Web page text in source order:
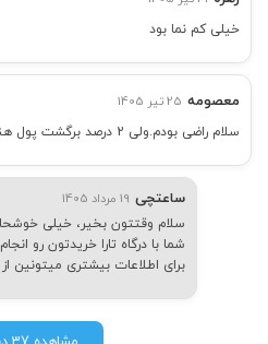
خیلی کم نما بود
معصومه 25 تیر 1405
سلام راضی بودم.ولی 2 درصد برگشت پول هنوز برنگشت.
ساعتچی 19 مرداد 1405
سلام وقتتون بخیر، خیلی
شما با درگاه تارا خریدتون رو
برای اطلاعات بیشتری میتونین از